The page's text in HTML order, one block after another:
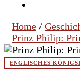
Home /
Prinz Philip:
ENGLISCHES